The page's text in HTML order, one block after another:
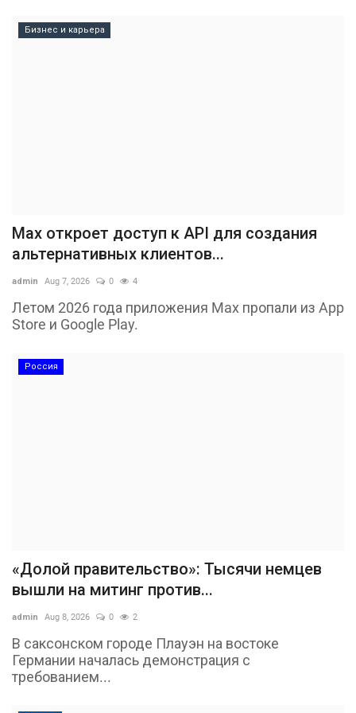
Бизнес и карьера
Max откроет доступ к API для создания
альтернативных клиентов...
admin Aug 7, 2026 0 4
Летом 2026 года приложения Max пропали из App
Store и Google Play.
Россия
«Долой правительство»: Тысячи немцев
вышли на митинг против...
admin Aug 8, 2026 0 2
В саксонском городе Плауэн на востоке
Германии началась демонстрация с
требованием...